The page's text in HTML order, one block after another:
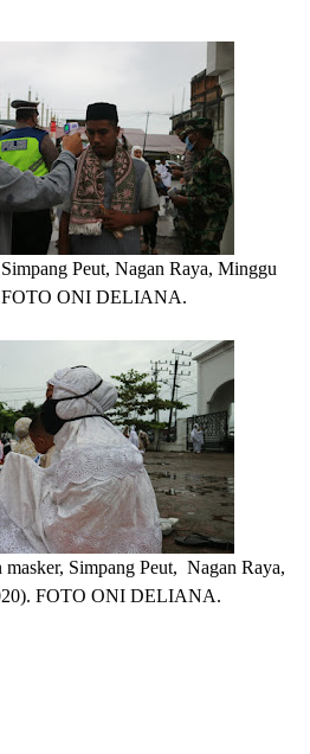
Peut, Nagan Raya, Minggu
FOTO ONI DELIANA.
Simpang Peut, Nagan Raya,
FOTO ONI DELIANA.